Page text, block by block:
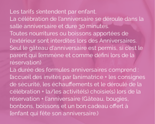
Les tarifs s’entendent par enfant.
La célébration de l'anniversaire se déroule dans la
salle anniversaire et dure 30 minutes.
Toutes nourritures ou boissons apportées de
l'extérieur sont interdites lors des Anniversaires.
Seul le gâteau d'anniversaire est permis, si c’est le
parent qui l’emmène et comme défini lors de la
réservation)
La durée des formules anniversaires comprend :
l’accueil des invités par l’animatrice + les consignes
de sécurité, les échauffements et le déroulé de la
célébration + la/les activité(s) choisie(s) lors de la
réservation + l'anniversaire (Gâteau, bougies,
bonbons, boissons et un bon cadeau offert à
l’enfant qui fête son anniversaire.)